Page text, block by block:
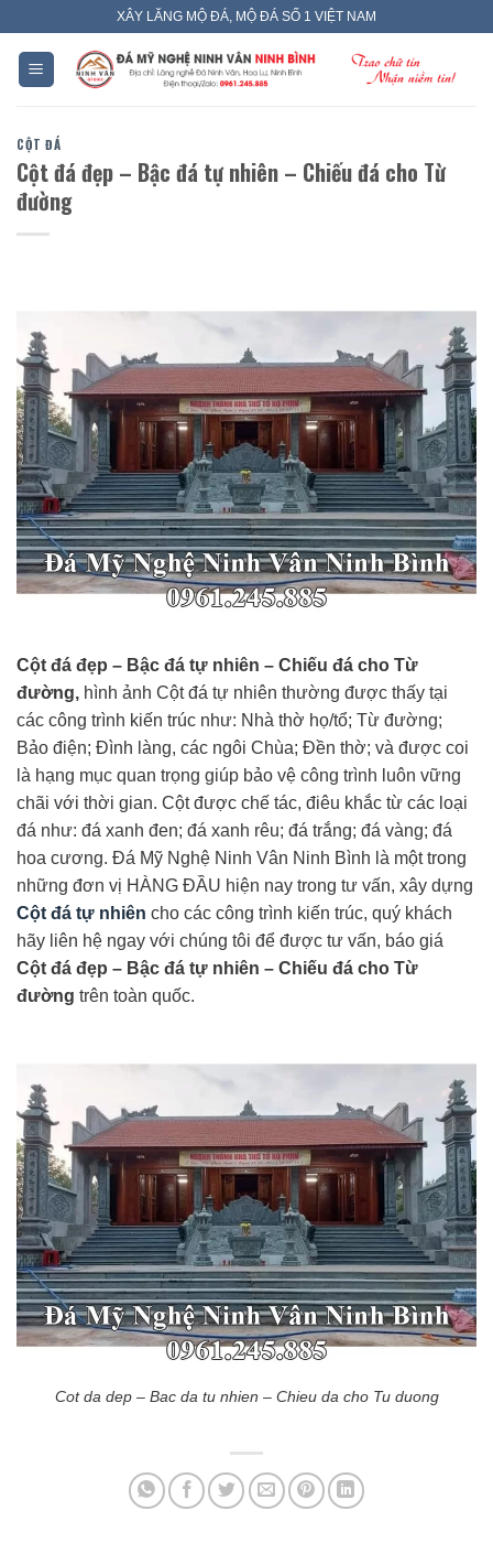
content
XÂY LĂNG MỘ ĐÁ, MỘ ĐÁ SỐ 1 VIỆT NAM
CỘT ĐÁ
Cột đá đẹp – Bậc đá tự nhiên – Chiếu đá cho Từ
đường
Cột đá đẹp – Bậc đá tự nhiên – Chiếu đá cho Từ
đường, hình ảnh Cột đá tự nhiên thường được thấy tại
các công trình kiến trúc như: Nhà thờ họ/tổ; Từ đường;
Bảo điện; Đình làng, các ngôi Chùa; Đền thờ; và được coi
là hạng mục quan trọng giúp bảo vệ công trình luôn vững
chãi với thời gian. Cột được chế tác, điêu khắc từ các loại
đá như: đá xanh đen; đá xanh rêu; đá trắng; đá vàng; đá
hoa cương. Đá Mỹ Nghệ Ninh Vân Ninh Bình là một trong
những đơn vị HÀNG ĐẦU hiện nay trong tư vấn, xây dựng
Cột đá tự nhiên cho các công trình kiến trúc, quý khách
hãy liên hệ ngay với chúng tôi để được tư vấn, báo giá
Cột đá đẹp – Bậc đá tự nhiên – Chiếu đá cho Từ
đường trên toàn quốc.
Cot da dep – Bac da tu nhien – Chieu da cho Tu duong